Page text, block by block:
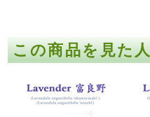
この商品を見た